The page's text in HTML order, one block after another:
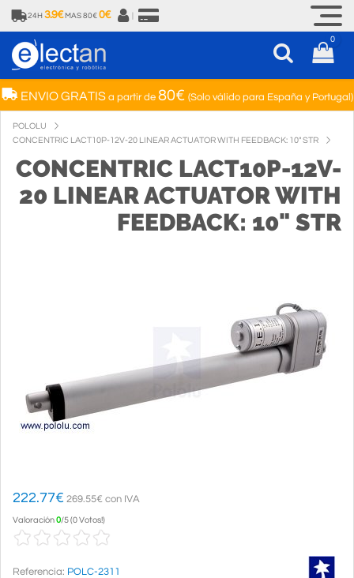
24H 3.9€ MAS 80€ 0€
0
ENVIO GRATISa partir de 80€ (Solo válido para España y Portugal)
POLOLU
CONCENTRIC LACT10P-12V-20 LINEAR ACTUATOR WITH FEEDBACK: 10" STR
CONCENTRIC LACT10P-12V-
20 LINEAR ACTUATOR WITH
FEEDBACK: 10" STR
222.77€ 269.55€ con IVA
Valoración0/5(0 Votos!)
Referencia: POLC-2311